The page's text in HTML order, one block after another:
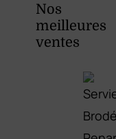
Nos
meilleures
ventes